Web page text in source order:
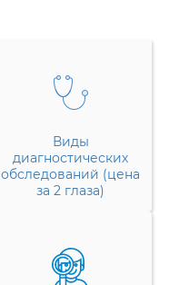
Виды
диагностических
обследований (цена
за 2 глаза)